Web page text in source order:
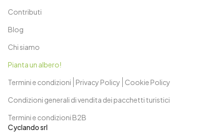
Cyclando srl
Contributi
Blog
Chi siamo
Pianta un albero!
Termini e condizioni
Privacy Policy
Cookie Policy
Condizioni generali di vendita dei pacchetti turistici
Termini e condizioni B2B